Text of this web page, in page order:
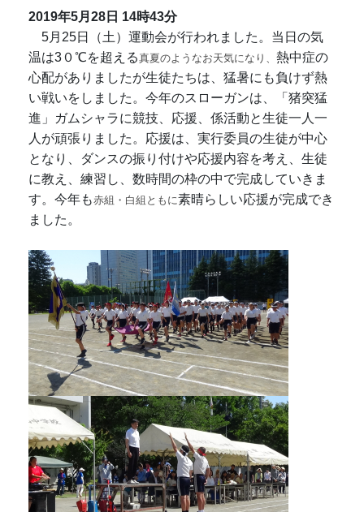
2019年5月28日 14時43分
5月25日（土）運動会が行われました。当日の気
温は3０℃を超える真夏のようなお天気になり、 熱中症の
心配がありましたが生徒たちは、猛暑にも負けず熱
い戦いをしました。今年のスローガンは、「猪突猛
進」ガムシャラに競技、応援、係活動と生徒一人一
人が頑張りました。応援は、実行委員の生徒が中心
となり、ダンスの振り付けや応援内容を考え、生徒
に教え、練習し、数時間の枠の中で完成していきま
す。今年も赤組・白組ともに素晴らしい応援が完成でき
ました。